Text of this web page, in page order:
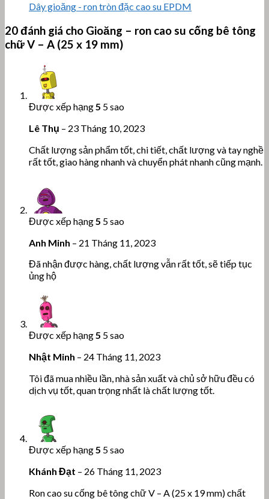
Dây gioăng - ron tròn đặc cao su EPDM
20 đánh giá cho Gioăng – ron cao su cống bê tông
chữ V – A (25 x 19 mm)
Được xếp hạng5 5 sao
Lê Thụ – 23 Tháng 10, 2023
Chất lượng sản phẩm tốt, chi tiết, chất lượng và tay nghề
rất tốt, giao hàng nhanh và chuyển phát nhanh cũng mạnh.
Được xếp hạng5 5 sao
Anh Minh – 21 Tháng 11, 2023
Đã nhận được hàng, chất lượng vẫn rất tốt, sẽ tiếp tục
ủng hộ
Được xếp hạng5 5 sao
Nhật Minh – 24 Tháng 11, 2023
Tôi đã mua nhiều lần, nhà sản xuất và chủ sở hữu đều có
dịch vụ tốt, quan trọng nhất là chất lượng tốt.
Được xếp hạng5 5 sao
Khánh Đạt – 26 Tháng 11, 2023
Ron cao su cống bê tông chữ V – A (25 x 19 mm) chất